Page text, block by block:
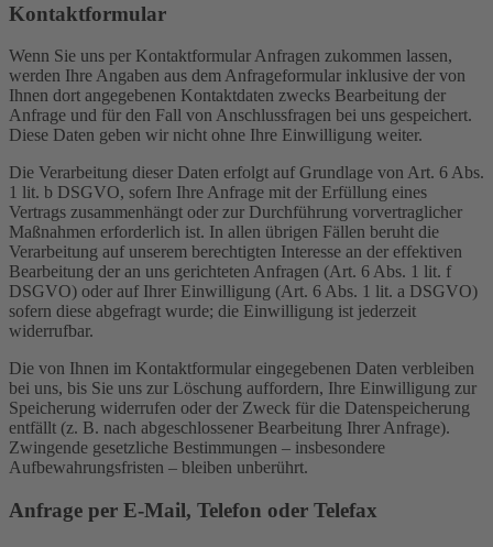
Kontaktformular
Wenn Sie uns per Kontaktformular Anfragen zukommen lassen,
werden Ihre Angaben aus dem Anfrageformular inklusive der von
Ihnen dort angegebenen Kontaktdaten zwecks Bearbeitung der
Anfrage und für den Fall von Anschlussfragen bei uns gespeichert.
Diese Daten geben wir nicht ohne Ihre Einwilligung weiter.
Die Verarbeitung dieser Daten erfolgt auf Grundlage von Art. 6 Abs.
1 lit. b DSGVO, sofern Ihre Anfrage mit der Erfüllung eines
Vertrags zusammenhängt oder zur Durchführung vorvertraglicher
Maßnahmen erforderlich ist. In allen übrigen Fällen beruht die
Verarbeitung auf unserem berechtigten Interesse an der effektiven
Bearbeitung der an uns gerichteten Anfragen (Art. 6 Abs. 1 lit. f
DSGVO) oder auf Ihrer Einwilligung (Art. 6 Abs. 1 lit. a DSGVO)
sofern diese abgefragt wurde; die Einwilligung ist jederzeit
widerrufbar.
Die von Ihnen im Kontaktformular eingegebenen Daten verbleiben
bei uns, bis Sie uns zur Löschung auffordern, Ihre Einwilligung zur
Speicherung widerrufen oder der Zweck für die Datenspeicherung
entfällt (z. B. nach abgeschlossener Bearbeitung Ihrer Anfrage).
Zwingende gesetzliche Bestimmungen – insbesondere
Aufbewahrungsfristen – bleiben unberührt.
Anfrage per E-Mail, Telefon oder Telefax